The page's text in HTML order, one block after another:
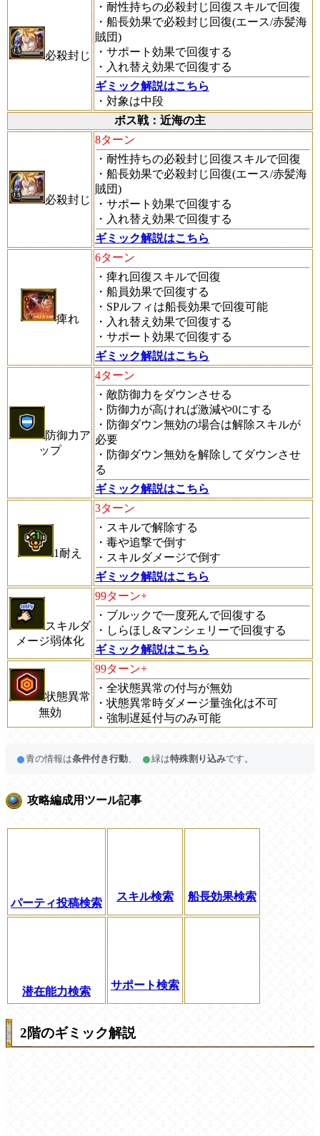
必殺封じ
・耐性持ちの必殺封じ回復スキルで回復
・船長効果で必殺封じ回復(エース/赤髪海
賊団)
・サポート効果で回復する
・入れ替え効果で回復する
ギミック解説はこちら
・対象は中段
ボス戦：近海の主
必殺封じ
8ターン
・耐性持ちの必殺封じ回復スキルで回復
・船長効果で必殺封じ回復(エース/赤髪海
賊団)
・サポート効果で回復する
・入れ替え効果で回復する
ギミック解説はこちら
痺れ
6ターン
・痺れ回復スキルで回復
・船員効果で回復する
・SPルフィは船長効果で回復可能
・入れ替え効果で回復する
・サポート効果で回復する
ギミック解説はこちら
防御力ア
ップ
4ターン
・敵防御力をダウンさせる
・防御力が高ければ激減や0にする
・防御ダウン無効の場合は解除スキルが
必要
・防御ダウン無効を解除してダウンさせ
る
ギミック解説はこちら
1耐え
3ターン
・スキルで解除する
・毒や追撃で倒す
・スキルダメージで倒す
ギミック解説はこちら
スキルダ
メージ弱体化
99ターン+
・ブルックで一度死んで回復する
・しらほし&マンシェリーで回復する
ギミック解説はこちら
状態異常
無効
99ターン+
・全状態異常の付与が無効
・状態異常時ダメージ量強化は不可
・強制遅延付与のみ可能
青の情報は条件付き行動、 緑は特殊割り込みです。
攻略編成用ツール記事
パーティ投稿検索
スキル検索 船長効果検索
潜在能力検索
サポート検索
2階のギミック解説